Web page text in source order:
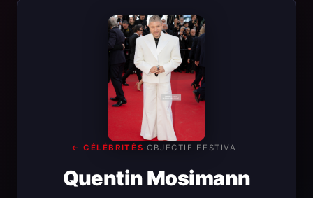
← CÉLÉBRITÉS· OBJECTIF FESTIVAL
Quentin Mosimann